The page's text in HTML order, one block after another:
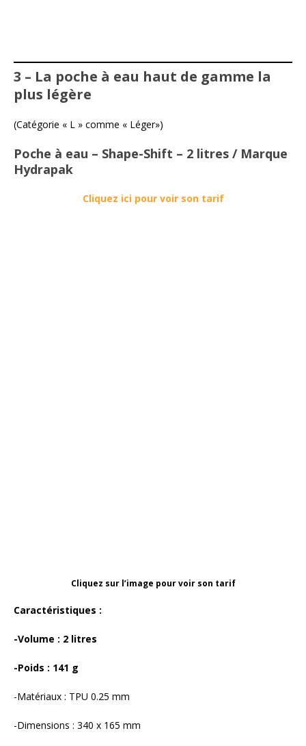
3 – La poche à eau haut de gamme la
plus légère
(Catégorie « L » comme « Léger»)
Poche à eau – Shape-Shift – 2 litres / Marque
Hydrapak
Cliquez ici pour voir son tarif
Cliquez sur l’image pour voir son tarif
Caractéristiques :
-Volume : 2 litres
-Poids : 141 g
-Matériaux : TPU 0.25 mm
-Dimensions : 340 x 165 mm